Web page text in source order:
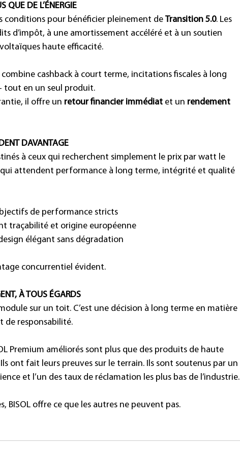
QUE DE L’ÉNERGIE
conditions pour bénéficier pleinement de Transition 5.0. Les
d’impôt, à une amortissement accéléré et à un soutien
haute efficacité.
combine cashback à court terme, incitations fiscales à long
tout en un seul produit.
il offre un retour financier immédiat et un rendement
DAVANTAGE
à ceux qui recherchent simplement le prix par watt le
qui attendent performance à long terme, intégrité et qualité
de performance stricts
traçabilité et origine européenne
élégant sans dégradation
concurrentiel évident.
À TOUS ÉGARDS
sur un toit. C’est une décision à long terme en matière
de responsabilité.
Premium améliorés sont plus que des produits de haute
ont fait leurs preuves sur le terrain. Ils sont soutenus par un
et l’un des taux de réclamation les plus bas de l’industrie.
BISOL offre ce que les autres ne peuvent pas.